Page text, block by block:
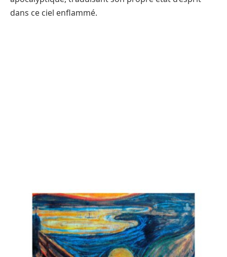
dans ce ciel enflammé.